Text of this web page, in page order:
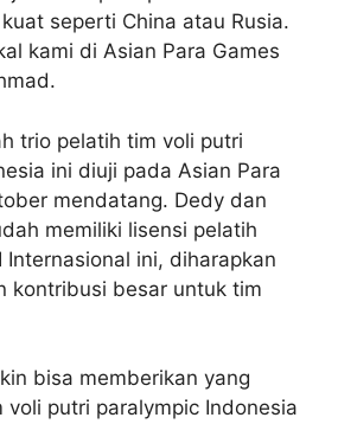
seperti China atau Rusia.
kami di Asian Para Games
trio pelatih tim voli putri
ini diuji pada Asian Para
mendatang. Dedy dan
memiliki lisensi pelatih
Internasional ini, diharapkan
kontribusi besar untuk tim
bisa memberikan yang
putri paralympic Indonesia